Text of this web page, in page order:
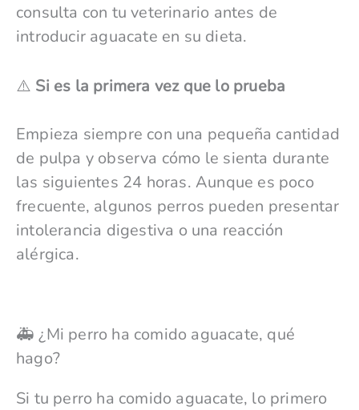
consulta con tu veterinario antes de
introducir aguacate en su dieta.
⚠️ Si es la primera vez que lo prueba
Empieza siempre con una pequeña cantidad
de pulpa y observa cómo le sienta durante
las siguientes 24 horas. Aunque es poco
frecuente, algunos perros pueden presentar
intolerancia digestiva o una reacción
alérgica.
🚑 ¿Mi perro ha comido aguacate, qué
hago?
Si tu perro ha comido aguacate, lo primero